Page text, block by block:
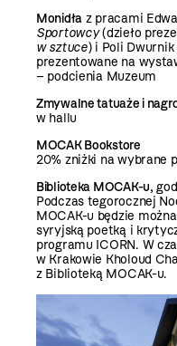
Monidła z pracami
Sportowcy(dzieło
w sztuce) i Poli Dwurnik
prezentowane na
– podcienia Muzeum
Zmywalne tatuaże i
w hallu
MOCAK Bookstore
20% zniżki na wybrane
Biblioteka MOCAK-u,
Podczas tegorocznej
MOCAK-u będzie
syryjską poetką i
programu ICORN. W
w Krakowie Kholoud
z Biblioteką MOCAK-u.